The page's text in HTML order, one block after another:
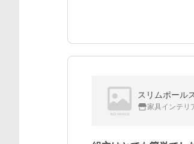
スリムポール
家具インテリ